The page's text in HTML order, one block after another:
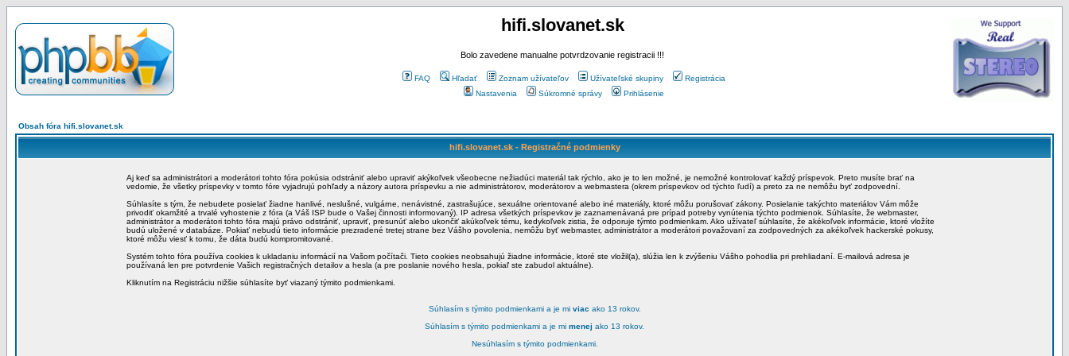
hifi.slovanet.sk
Bolo zavedene manualne potvrdzovanie registracii !!!
FAQ Hľadať Zoznam užívateľov Užívateľské skupiny
Registrácia
Nastavenia
Súkromné správy Prihlásenie
Obsah fóra hifi.slovanet.sk
hifi.slovanet.sk - Registračné podmienky
Aj keď sa administrátori a moderátori tohto fóra pokúsia odstrániť alebo upraviť akýkoľvek všeobecne nežiadúci materiál tak rýchlo, ako je to len možné, je nemožné kontrolovať každý príspevok. Preto musíte brať na
vedomie, že všetky príspevky v tomto fóre vyjadrujú pohľady a názory autora príspevku a nie administrátorov, moderátorov a webmastera (okrem príspevkov od týchto ľudí) a preto za ne nemôžu byť zodpovední.
Súhlasíte s tým, že nebudete posielať žiadne hanlivé, neslušné, vulgárne, nenávistné, zastrašujúce, sexuálne orientované alebo iné materiály, ktoré môžu porušovať zákony. Posielanie takýchto materiálov Vám môže
privodiť okamžité a trvalé vyhostenie z fóra (a Váš ISP bude o Vašej činnosti informovaný). IP adresa všetkých príspevkov je zaznamenávaná pre prípad potreby vynútenia týchto podmienok. Súhlasíte, že webmaster,
administrátor a moderátori tohto fóra majú právo odstrániť, upraviť, presunúť alebo ukončiť akúkoľvek tému, kedykoľvek zistia, že odporuje týmto podmienkam. Ako užívateľ súhlasíte, že akékoľvek informácie, ktoré vložíte
budú uložené v databáze. Pokiať nebudú tieto informácie prezradené tretej strane bez Vášho povolenia, nemôžu byť webmaster, administrátor a moderátori považovaní za zodpovedných za akékoľvek hackerské pokusy,
ktoré môžu viesť k tomu, že dáta budú kompromitované.
Systém tohto fóra používa cookies k ukladaniu informácií na Vašom počítači. Tieto cookies neobsahujú žiadne informácie, ktoré ste vložil(a), slúžia len k zvýšeniu Vášho pohodlia pri prehliadaní. E-mailová adresa je
používaná len pre potvrdenie Vašich registračných detailov a hesla (a pre poslanie nového hesla, pokiaľ ste zabudol aktuálne).
Kliknutím na Registráciu nižšie súhlasíte byť viazaný týmito podmienkami.
Súhlasím s týmito podmienkami a je mi viac ako 13 rokov.
Súhlasím s týmito podmienkami a je mi menej ako 13 rokov.
Nesúhlasím s týmito podmienkami.